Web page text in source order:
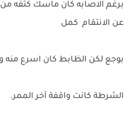
برغم الاصابه كان ماسك كتفه
عن الانتقام كمل
بوجع لكن الظابط كان اسرع
الشرطة كانت واقفة آخر الممر.